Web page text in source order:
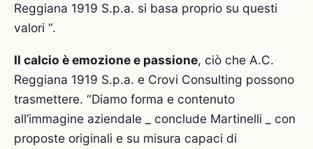
Reggiana 1919 S.p.a. si basa proprio su questi
valori “.
Il calcio è emozione e passione, ciò che A.C.
Reggiana 1919 S.p.a. e Crovi Consulting possono
trasmettere. “Diamo forma e contenuto
all’immagine aziendale _ conclude Martinelli _ con
proposte originali e su misura capaci di